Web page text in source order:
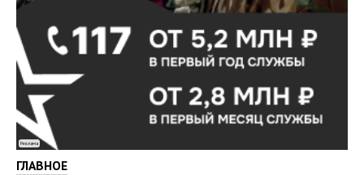
Реклама
ГЛАВНОЕ